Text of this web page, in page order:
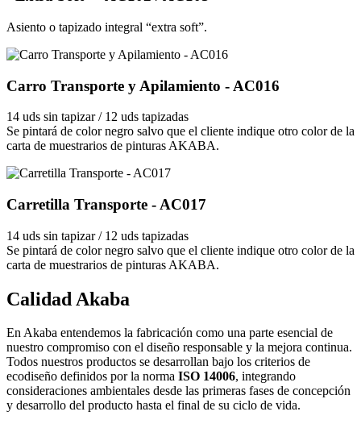
Asiento o tapizado integral “extra soft”.
Carro Transporte y Apilamiento - AC016
14 uds sin tapizar / 12 uds tapizadas
Se pintará de color negro salvo que el cliente indique otro color de la
carta de muestrarios de pinturas AKABA.
Carretilla Transporte - AC017
14 uds sin tapizar / 12 uds tapizadas
Se pintará de color negro salvo que el cliente indique otro color de la
carta de muestrarios de pinturas AKABA.
Calidad Akaba
En Akaba entendemos la fabricación como una parte esencial de
nuestro compromiso con el diseño responsable y la mejora continua.
Todos nuestros productos se desarrollan bajo los criterios de
ecodiseño definidos por la norma ISO 14006, integrando
consideraciones ambientales desde las primeras fases de concepción
y desarrollo del producto hasta el final de su ciclo de vida.